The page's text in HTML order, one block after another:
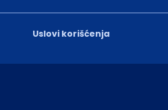
Uslovi korišćenja